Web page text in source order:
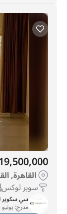
القاهرة,
سوبر لوكس
سي سكوير
مدرج: يونيو 28, 2025